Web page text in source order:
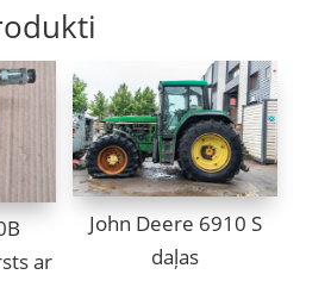
ar
John Deere 6910 S
daļas